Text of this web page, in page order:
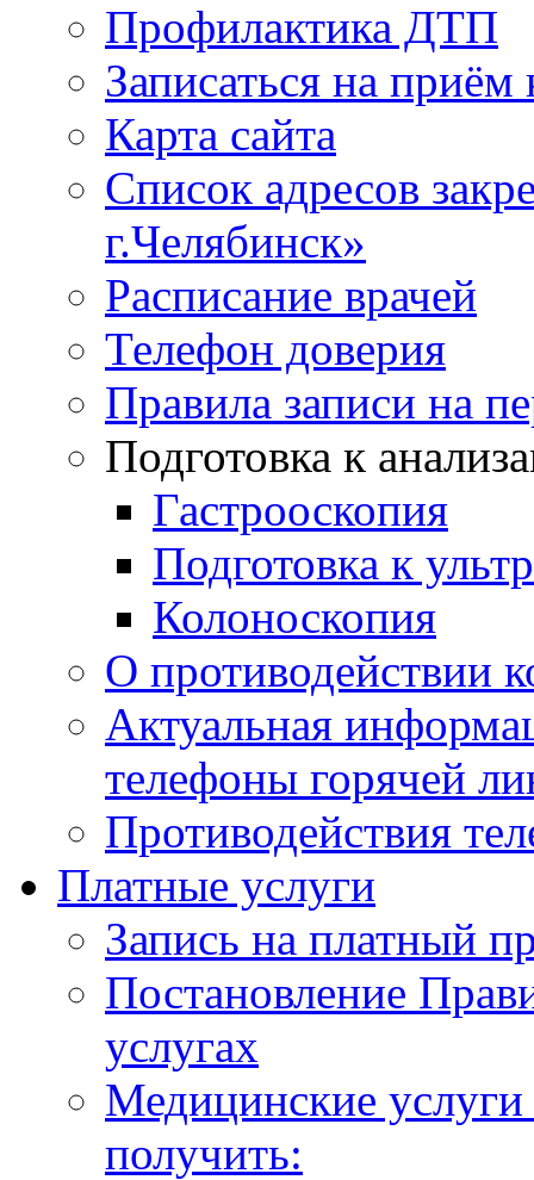
Профилактика ДТП
Записаться на приём
Карта сайта
Список адресов
г.Челябинск»
Расписание врачей
Телефон доверия
Правила записи на
Подготовка к
Гастрооскопия
Подготовка к
Колоноскопия
О противодействии
Актуальная
телефоны горячей
Противодействия
Платные услуги
Запись на платный
Постановление
услугах
Медицинские
получить: